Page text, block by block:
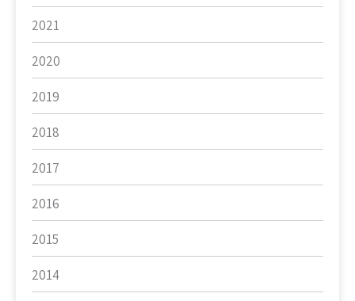
2021
2020
2019
2018
2017
2016
2015
2014